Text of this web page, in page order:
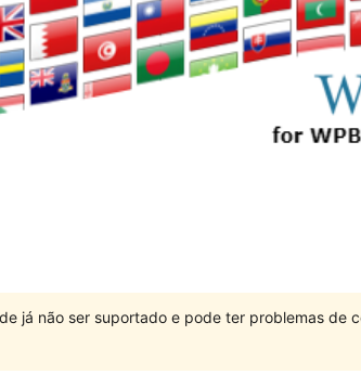
já não ser suportado e pode ter problemas de